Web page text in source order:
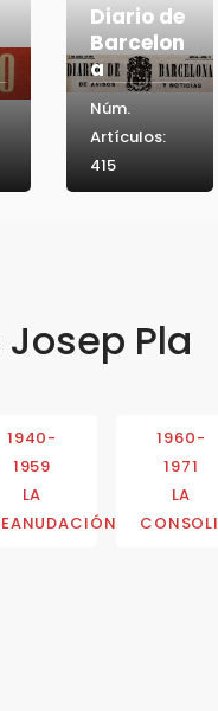
Diario de
Barcelon
a
Núm.
Artículos:
415
Pla
1940-
1959
LA
1960-
1971
LA